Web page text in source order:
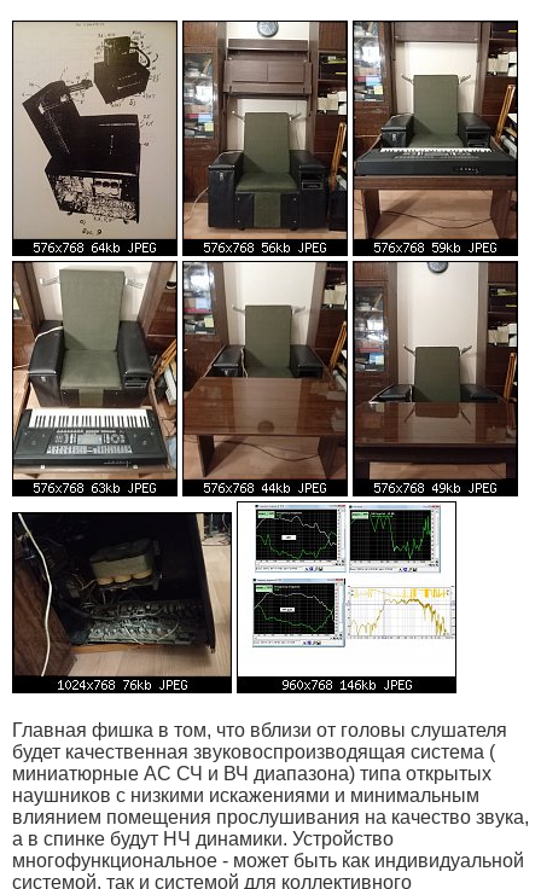
Главная фишка в том, что вблизи от головы слушателя
будет качественная звуковоспроизводящая система (
миниатюрные АС СЧ и ВЧ диапазона) типа открытых
наушников с низкими искажениями и минимальным
влиянием помещения прослушивания на качество звука,
а в спинке будут НЧ динамики. Устройство
многофункциональное - может быть как индивидуальной
системой, так и системой для коллективного